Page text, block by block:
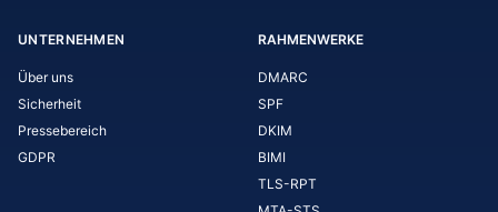
UNTERNEHMEN
Über uns
Sicherheit
Pressebereich
GDPR
RAHMENWERKE
DMARC
SPF
DKIM
BIMI
TLS-RPT